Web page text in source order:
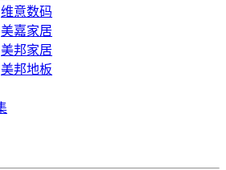
维意数码
美嘉家居
美邦家居
美邦地板